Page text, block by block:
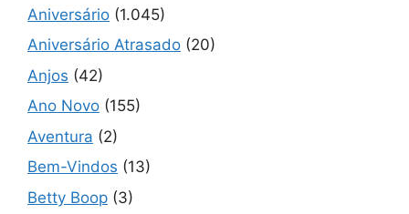
Aniversário (1.045)
Aniversário Atrasado (20)
Anjos (42)
Ano Novo (155)
Aventura (2)
Bem-Vindos (13)
Betty Boop (3)